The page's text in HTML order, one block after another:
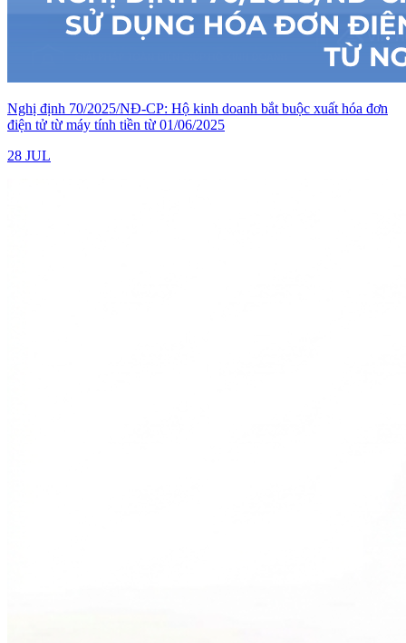
Nghị định 70/2025/NĐ-CP: Hộ kinh doanh bắt buộc xuất hóa đơn
điện tử từ máy tính tiền từ 01/06/2025
28 JUL